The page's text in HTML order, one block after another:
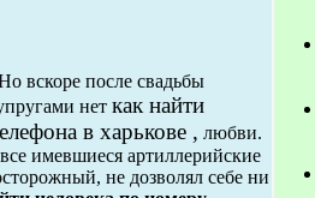
вскоре после свадьбы
нет как найти
в харькове , любви.
имевшиеся артиллерийские
не дозволял себе ни